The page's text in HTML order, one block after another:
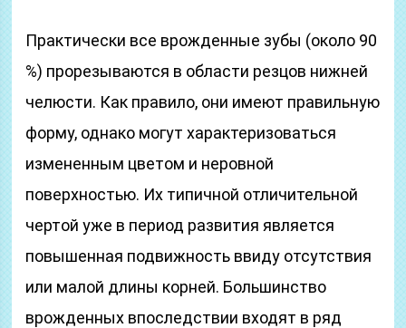
Практически все врожденные зубы (около 90
%) прорезываются в области резцов нижней
челюсти. Как правило, они имеют правильную
форму, однако могут характеризоваться
измененным цветом и неровной
поверхностью. Их типичной отличительной
чертой уже в период развития является
повышенная подвижность ввиду отсутствия
или малой длины корней. Большинство
врожденных впоследствии входят в ряд